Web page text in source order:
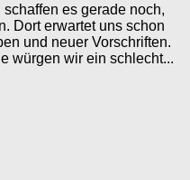
es gerade noch,
Dort erwartet uns schon
und neuer Vorschriften.
würgen wir ein schlecht...